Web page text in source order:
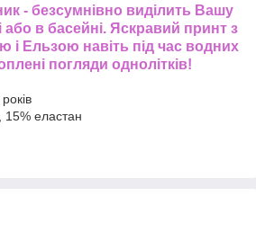
- безсумнівно виділить Вашу
або в басейні. Яскравий принт з
і Ельзою навіть під час водних
погляди однолітків!
15% еластан